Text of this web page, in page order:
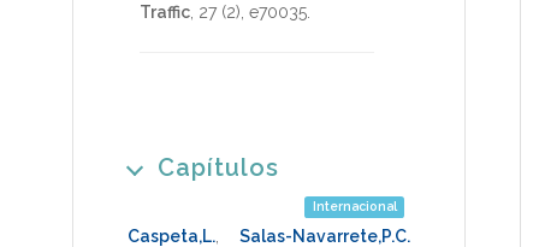
Traffic 27 (2), e70035
Capítulos
Internacional
Caspeta,L.
Salas-Navarrete,P.C.